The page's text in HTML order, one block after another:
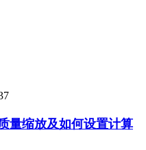
量缩放及如何设置计算